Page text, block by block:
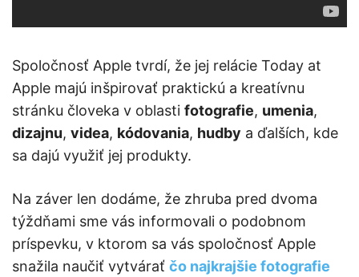
Spoločnosť Apple tvrdí, že jej relácie Today at
Apple majú inšpirovať praktickú a kreatívnu
stránku človeka v oblasti fotografie, umenia,
dizajnu, videa, kódovania, hudby a ďalších, kde
sa dajú využiť jej produkty.
Na záver len dodáme, že zhruba pred dvoma
týždňami sme vás informovali o podobnom
príspevku, v ktorom sa vás spoločnosť Apple
snažila naučiť vytvárať čo najkrajšie fotografie